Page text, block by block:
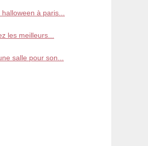
à paris...
les meilleurs...
salle pour son...